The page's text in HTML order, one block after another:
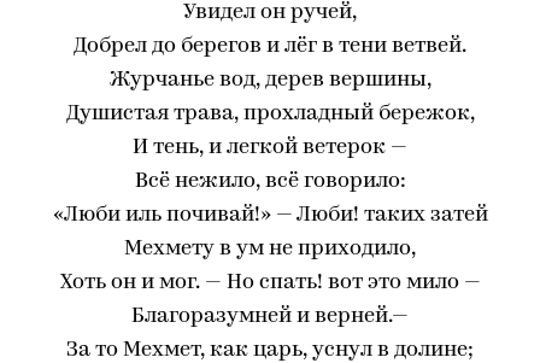
Увидел он ручей,
Добрел до берегов и лёг в тени ветвей.
Журчанье вод, дерев вершины,
Душистая трава, прохладный бережок,
И тень, и легкой ветерок —
Всё нежило, всё говорило:
«Люби иль почивай!» — Люби! таких затей
Мехмету в ум не приходило,
Хоть он и мог. — Но спать! вот это мило —
Благоразумней и верней.—
За то Мехмет, как царь, уснул в долине;